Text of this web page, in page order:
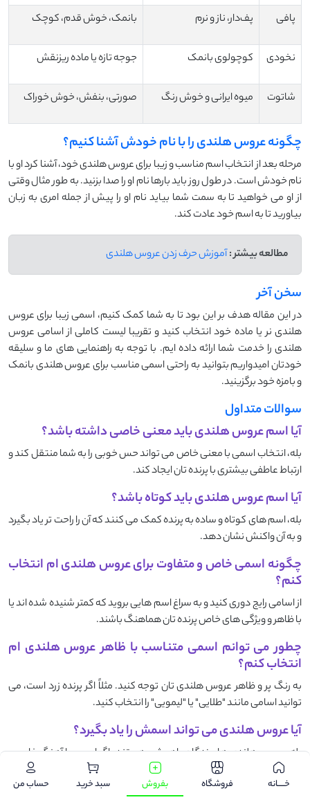
پافی پف‌دار، ناز و نرم بانمک، خوش‌ قدم، کوچک
نخودی کوچولوی بانمک جوجه تازه یا ماده ریزنقش
شاتوت میوه ایرانی و خوش ‌رنگ صورتی، بنفش، خوش ‌خوراک
چگونه عروس هلندی را با نام خودش آشنا کنیم؟
مرحله بعد از انتخاب اسم مناسب و زیبا برای عروس هلندی خود، آشنا کرد او با
نام خودش است. در طول روز باید بارها نام او را صدا بزنید. به طور مثال وقتی
از او می خواهید تا به سمت شما بیاید نام او را پیش از جمله امری به زبان
بیاورید تا به اسم خود عادت کند.
مطالعه بیشتر :آموزش حرف زدن عروس هلندی
سخن آخر
در این مقاله هدف بر این بود تا به شما کمک کنیم، اسمی زیبا برای عروس
هلندی نر یا ماده خود انتخاب کنید و تقریبا لیست کاملی از اسامی عروس
هلندی را خدمت شما ارائه داده ایم. با توجه به راهنمایی های ما و سلیقه
خودتان امیدواریم بتوانید به راحتی اسمی مناسب برای عروس هلندی بانمک
و بامزه خود برگزینید.
سوالات متداول
آیا اسم عروس هلندی باید معنی خاصی داشته باشد؟
بله، انتخاب اسمی با معنی خاص می ‌تواند حس خوبی را به شما منتقل کند و
ارتباط عاطفی بیشتری با پرنده‌ تان ایجاد کند.
آیا اسم عروس هلندی باید کوتاه باشد؟
بله، اسم‌ های کوتاه و ساده به پرنده کمک می‌ کنند که آن را راحت ‌تر یاد بگیرد
و به آن واکنش نشان دهد.
چگونه اسمی خاص و متفاوت برای عروس هلندی ‌ام انتخاب
کنم؟
از اسامی رایج دوری کنید و به سراغ اسم ‌هایی بروید که کمتر شنیده شده ‌اند یا
با ظاهر و ویژگی ‌های خاص پرنده‌ تان هماهنگ باشند.
چطور می ‌توانم اسمی متناسب با ظاهر عروس هلندی ‌ام
انتخاب کنم؟
به رنگ پر و ظاهر عروس هلندی‌ تان توجه کنید. مثلاً اگر پرنده زرد است، می
‌توانید اسامی مانند "طلایی" یا "لیمویی" را انتخاب کنید.
آیا عروس هلندی می ‌تواند اسمش را یاد بگیرد؟
بله، عروس هلندی ‌ها پرندگان باهوشی هستند. اگر اسمی با آهنگ خاص و
جذاب انتخاب کنید، به مرور زمان یاد می ‌گیرد و به آن واکنش نشان می‌ دهد.
خـــــانه فروشگاه بفروش سبد خرید حساب من